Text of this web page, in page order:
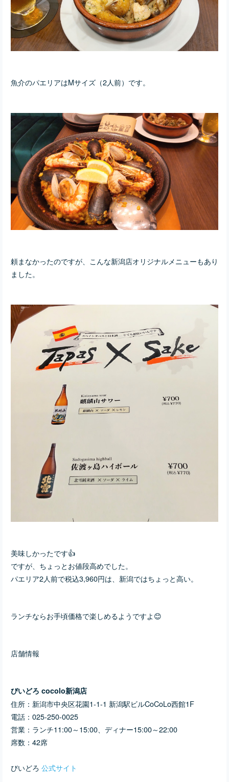
魚介のパエリアはMサイズ（2人前）です。
頼まなかったのですが、こんな新潟店オリジナルメニューもあり
ました。
美味しかったです👍
ですが、ちょっとお値段高めでした。
パエリア2人前で税込3,960円は、新潟ではちょっと高い。
ランチならお手頃価格で楽しめるようですよ😊
店舗情報
びいどろ cocolo新潟店
住所： 新潟市中央区花園1-1-1 新潟駅ビルCoCoLo西館1F
電話： 025-250-0025
営業：ランチ11:00～15:00、ディナー15:00～22:00
席数：42席
びいどろ 公式サイト